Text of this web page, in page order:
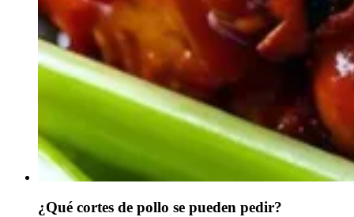
¿Qué cortes de pollo se pueden pedir?